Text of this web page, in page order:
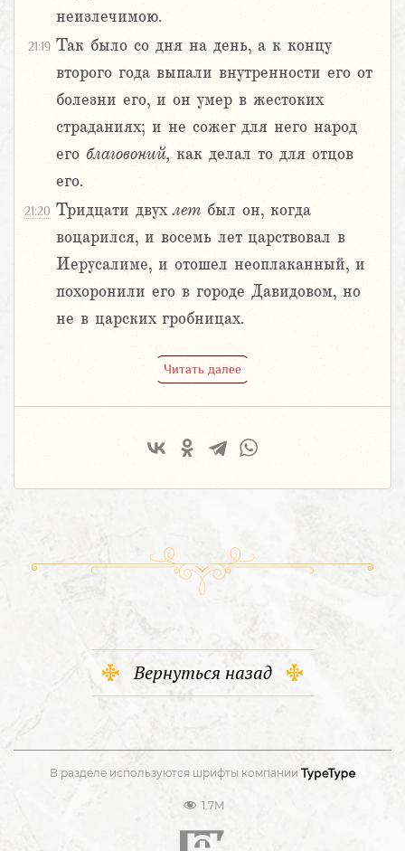
неизлечимою.
21:19 Так было со дня на день, а к концу
второго года выпали внутренности его от
болезни его, и он умер в жестоких
страданиях; и не сожег для него народ
его благовоний, как делал то для отцов
его.
21:20 Тридцати двухлет был он, когда
воцарился, и восемь лет царствовал в
Иерусалиме, и отошел неоплаканный, и
похоронили его в городе Давидовом, но
не в царских гробницах.
Читать далее
Вернуться назад
В разделе используются шрифты компании
1.7M